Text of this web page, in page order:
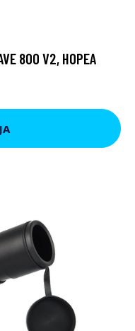
800 V2, HOPEA